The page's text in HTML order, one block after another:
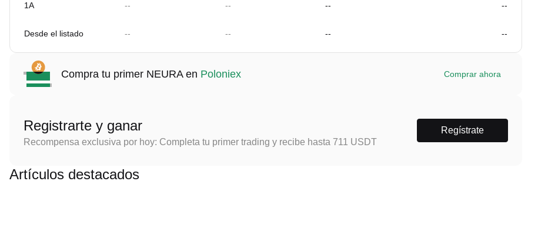
1A -- -- -- --
Desde el listado -- -- -- --
Compra tu primer NEURA en Poloniex Comprar ahora
Registrarte y ganar
Recompensa exclusiva por hoy: Completa tu primer trading y recibe hasta 711 USDT
Regístrate
Artículos destacados